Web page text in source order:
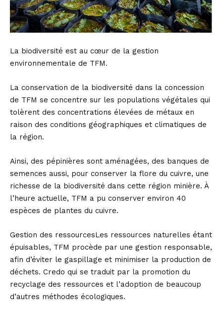
La biodiversité est au cœur de la gestion
environnementale de TFM.
La conservation de la biodiversité dans la concession
de TFM se concentre sur les populations végétales qui
tolèrent des concentrations élevées de métaux en
raison des conditions géographiques et climatiques de
la région.
Ainsi, des pépinières sont aménagées, des banques de
semences aussi, pour conserver la flore du cuivre, une
richesse de la biodiversité dans cette région minière. À
l’heure actuelle, TFM a pu conserver environ 40
espèces de plantes du cuivre.
Gestion des ressourcesLes ressources naturelles étant
épuisables, TFM procède par une gestion responsable,
afin d’éviter le gaspillage et minimiser la production de
déchets. Credo qui se traduit par la promotion du
recyclage des ressources et l’adoption de beaucoup
d’autres méthodes écologiques.